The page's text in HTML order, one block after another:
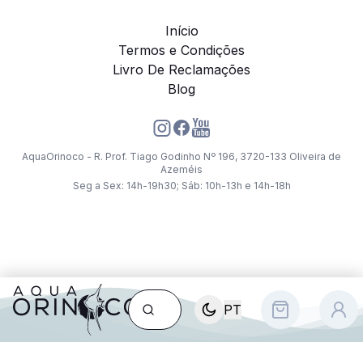
PT
Início
Termos e Condições
Livro De Reclamações
Blog
AquaOrinoco - R. Prof. Tiago Godinho Nº 196, 3720-133 Oliveira de
Azeméis
Seg a Sex: 14h-19h30; Sáb: 10h-13h e 14h-18h